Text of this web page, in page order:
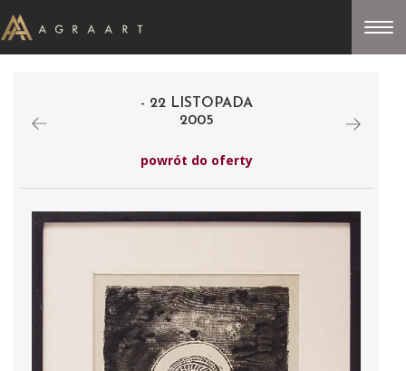
- 22 LISTOPADA
2005
powrót do oferty